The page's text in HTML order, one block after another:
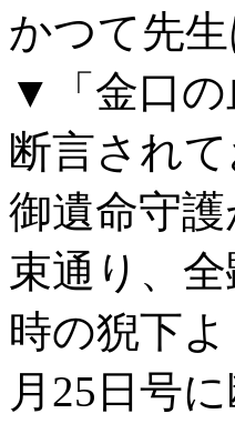
かつて先
▼「金口
断言され
御遺命守
束通り、
時の猊下
月 25 日号